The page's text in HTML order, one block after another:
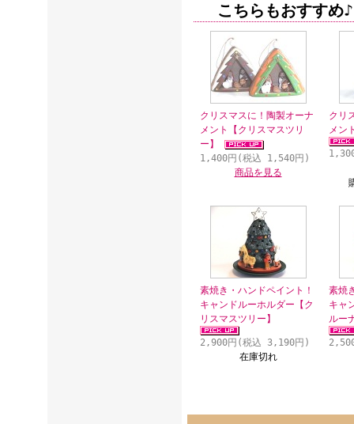
こちらもおすすめ♪
クリスマスに！陶製オーナ
メント【クリスマスツリ
ー】
1,400円(税込 1,540円)
商品を見る
クリ
メン
素焼き・ハンドペイント！
キャンドルーホルダー【ク
リスマスツリー】
2,900円(税込 3,190円)
在庫切れ
素焼
キャ
ルー